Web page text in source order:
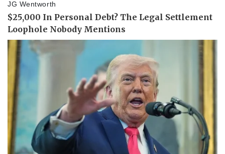
Cây thuốc
Sản phụ khoa
Nhi khoa
Làm đẹp - giảm cân
Phòng mạch online
Tình yêu - Gia đình